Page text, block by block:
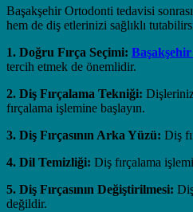
Başakşehir Ortodonti tedavisi
hem de diş etlerinizi sağlıklı
1. Doğru Fırça Seçimi:
tercih etmek de önemlidir.
2. Diş Fırçalama Tekniği:
fırçalama işlemine başlayın.
3. Diş Fırçasının Arka Yüzü: Diş
4. Dil Temizliği: Diş fırçalama
5. Diş Fırçasının Değiştirilmesi:
değildir.